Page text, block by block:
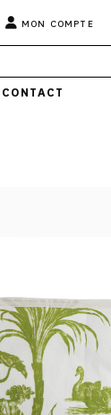
MON COMPTE
CONTACT